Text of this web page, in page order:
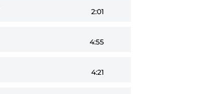
2:01
4:55
4:21